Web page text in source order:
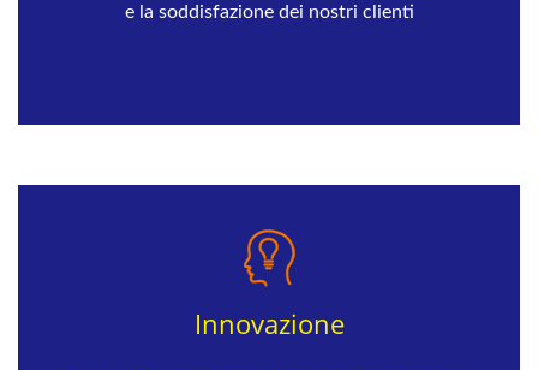
e la soddisfazione dei nostri clienti
Innovazione